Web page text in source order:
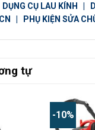
DỤNG CỤ LAU KÍNH
PHỤ KIỆN SỬA
tự
-10%